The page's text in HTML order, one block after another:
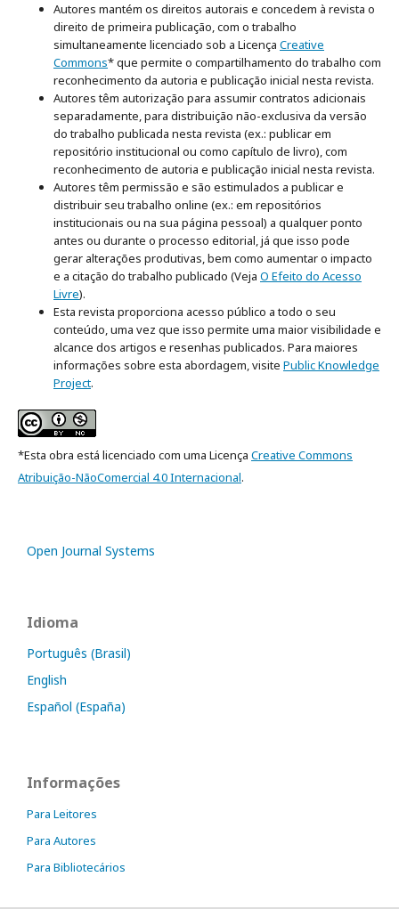
Autores mantém os direitos autorais e concedem à revista o
direito de primeira publicação, com o trabalho
simultaneamente licenciado sob a Licença Creative
Commons* que permite o compartilhamento do trabalho com
reconhecimento da autoria e publicação inicial nesta revista.
Autores têm autorização para assumir contratos adicionais
separadamente, para distribuição não-exclusiva da versão
do trabalho publicada nesta revista (ex.: publicar em
repositório institucional ou como capítulo de livro), com
reconhecimento de autoria e publicação inicial nesta revista.
Autores têm permissão e são estimulados a publicar e
distribuir seu trabalho online (ex.: em repositórios
institucionais ou na sua página pessoal) a qualquer ponto
antes ou durante o processo editorial, já que isso pode
gerar alterações produtivas, bem como aumentar o impacto
e a citação do trabalho publicado (Veja O Efeito do Acesso
Livre).
Esta revista proporciona acesso público a todo o seu
conteúdo, uma vez que isso permite uma maior visibilidade e
alcance dos artigos e resenhas publicados. Para maiores
informações sobre esta abordagem, visite Public Knowledge
Project.
*Esta obra está licenciado com uma Licença Creative Commons
Atribuição-NãoComercial 4.0 Internacional.
Open Journal Systems
Idioma
Português (Brasil)
English
Español (España)
Informações
Para Leitores
Para Autores
Para Bibliotecários